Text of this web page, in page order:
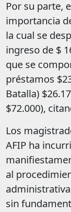
Por su parte,
importancia
la cual se
ingreso de $
que se
préstamos
Batalla)
$72.000),
Los
AFIP ha
al
sin